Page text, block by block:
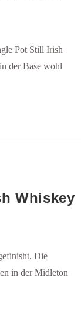
Pot Still Irish
der Base wohl
Whiskey
Die
in der Midleton